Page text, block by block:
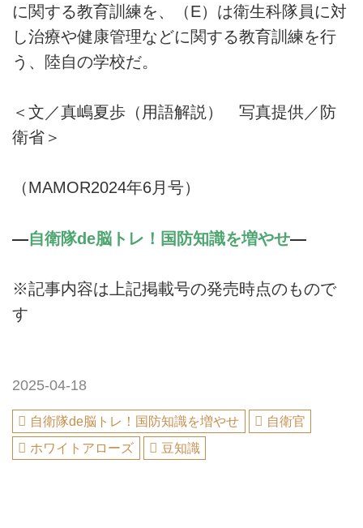
に関する教育訓練を、（E）は衛生科隊員に対
し治療や健康管理などに関する教育訓練を行
う、陸自の学校だ。
＜文／真嶋夏歩（用語解説） 写真提供／防
衛省＞
（MAMOR2024年6月号）
―自衛隊de脳トレ！国防知識を増やせ―
※記事内容は上記掲載号の発売時点のもので
す
2025-04-18
自衛隊de脳トレ！国防知識を増やせ
自衛官
ホワイトアローズ
豆知識